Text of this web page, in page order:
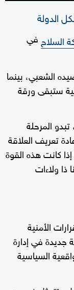
الدولة
السلاح في
الشعبي، بينما
ستبقى ورقة
المرحلة
تعريف العلاقة
كانت هذه القوة
ذا ولاءات
الأمنية
جديدة في إدارة
السياسية